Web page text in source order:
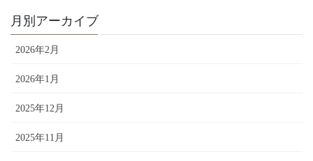
月別アーカイブ
2026年2月
2026年1月
2025年12月
2025年11月